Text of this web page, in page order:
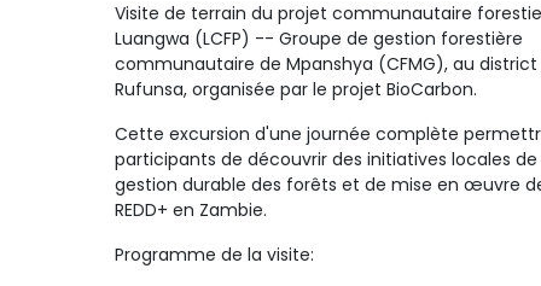
Visite de terrain du projet communautaire
Luangwa (LCFP) -- Groupe de gestion forestière
communautaire de Mpanshya (CFMG), au district
Rufunsa, organisée par le projet BioCarbon.
Cette excursion d'une journée complète
participants de découvrir des initiatives locales de
gestion durable des forêts et de mise en œuvre
REDD+ en Zambie.
Programme de la visite: